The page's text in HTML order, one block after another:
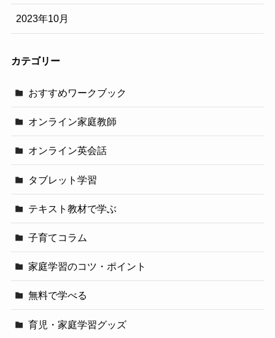
2023年10月
カテゴリー
おすすめワークブック
オンライン家庭教師
オンライン英会話
タブレット学習
テキスト教材で学ぶ
子育てコラム
家庭学習のコツ・ポイント
無料で学べる
育児・家庭学習グッズ